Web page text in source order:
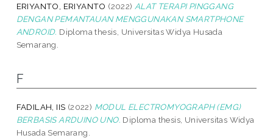
ERIYANTO, ERIYANTO (2022) ALAT TERAPI PINGGANG
DENGAN PEMANTAUAN MENGGUNAKAN SMARTPHONE
ANDROID. Diploma thesis, Universitas Widya Husada
Semarang.
F
FADILAH, IIS (2022) MODUL ELECTROMYOGRAPH (EMG)
BERBASIS ARDUINO UNO. Diploma thesis, Universitas Widya
Husada Semarang.